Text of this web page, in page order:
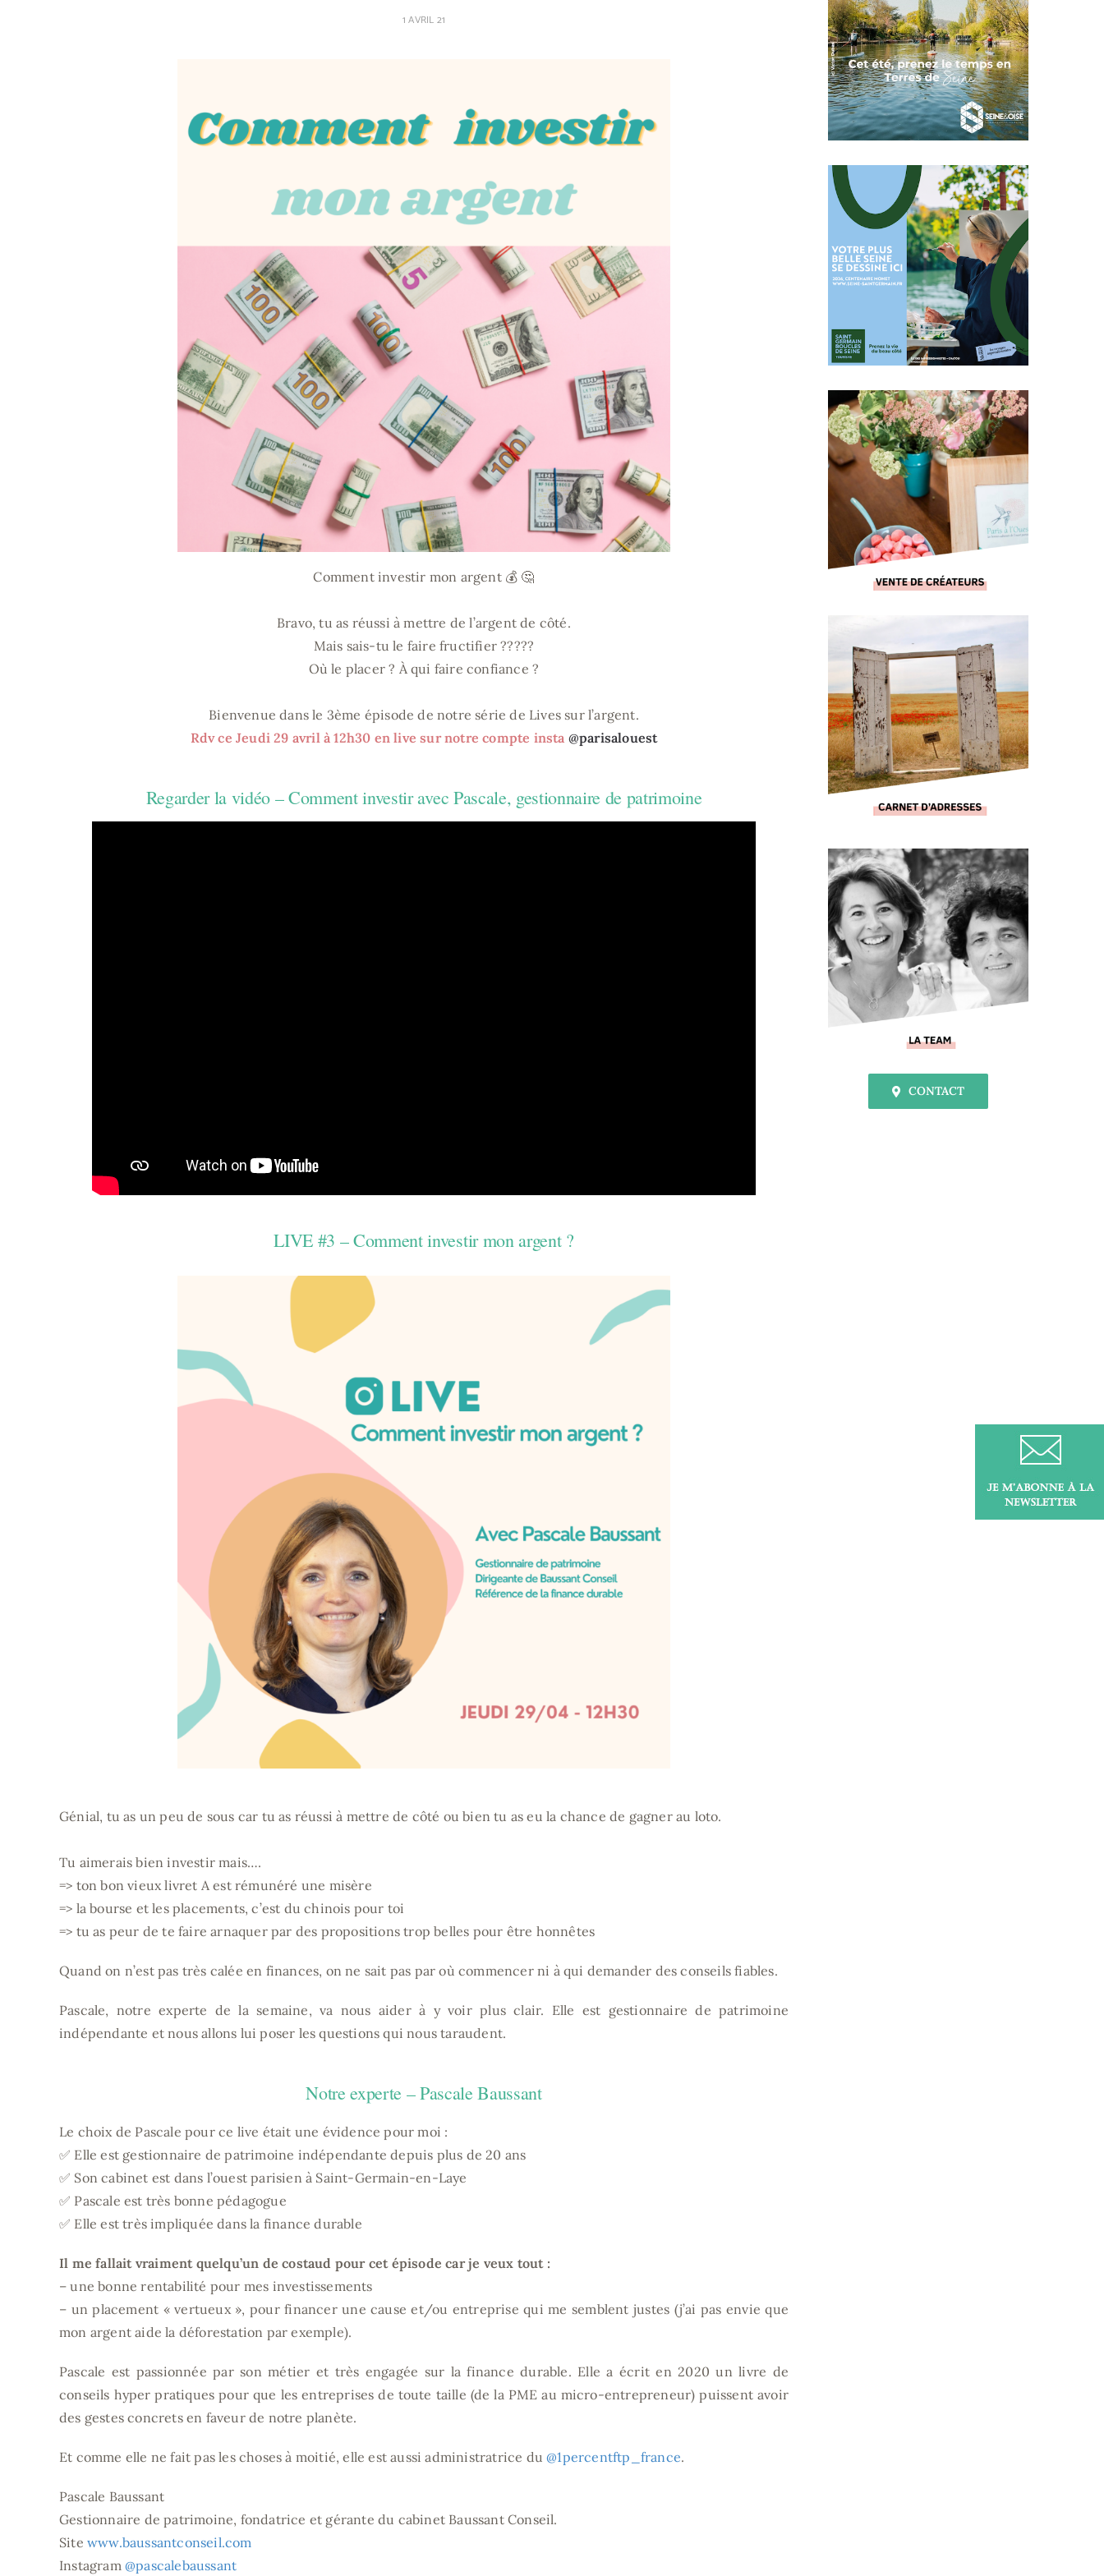
1 AVRIL 21
Comment investir mon argent 💰 🤔
Bravo, tu as réussi à mettre de l’argent de côté.
Mais sais-tu le faire fructifier ?????
Où le placer ? À qui faire confiance ?
Bienvenue dans le 3ème épisode de notre série de Lives sur l’argent.
Rdv ce Jeudi 29 avril à 12h30 en live sur notre compte insta @parisalouest
Regarder la vidéo – Comment investir avec Pascale, gestionnaire de patrimoine
LIVE #3 – Comment investir mon argent ?
Génial, tu as un peu de sous car tu as réussi à mettre de côté ou bien tu as eu la chance de gagner au loto.
Tu aimerais bien investir mais….
=> ton bon vieux livret A est rémunéré une misère
=> la bourse et les placements, c’est du chinois pour toi
=> tu as peur de te faire arnaquer par des propositions trop belles pour être honnêtes
Quand on n’est pas très calée en finances, on ne sait pas par où commencer ni à qui demander des conseils fiables.
Pascale, notre experte de la semaine, va nous aider à y voir plus clair. Elle est gestionnaire de patrimoine
indépendante et nous allons lui poser les questions qui nous taraudent.
Notre experte – Pascale Baussant
Le choix de Pascale pour ce live était une évidence pour moi :
✅ Elle est gestionnaire de patrimoine indépendante depuis plus de 20 ans
✅ Son cabinet est dans l’ouest parisien à Saint-Germain-en-Laye
✅ Pascale est très bonne pédagogue
✅ Elle est très impliquée dans la finance durable
Il me fallait vraiment quelqu’un de costaud pour cet épisode car je veux tout :
– une bonne rentabilité pour mes investissements
– un placement « vertueux », pour financer une cause et/ou entreprise qui me semblent justes (j’ai pas envie que
mon argent aide la déforestation par exemple).
Pascale est passionnée par son métier et très engagée sur la finance durable. Elle a écrit en 2020 un livre de
conseils hyper pratiques pour que les entreprises de toute taille (de la PME au micro-entrepreneur) puissent avoir
des gestes concrets en faveur de notre planète.
Et comme elle ne fait pas les choses à moitié, elle est aussi administratrice du@1percentftp_france.
Pascale Baussant
Gestionnaire de patrimoine, fondatrice et gérante du cabinet Baussant Conseil.
Site www.baussantconseil.com
Instagram @pascalebaussant
CONTACT